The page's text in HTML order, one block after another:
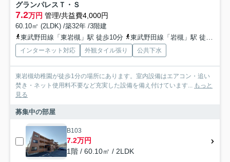
グランパレスＴ・Ｓ
7.2万円 管理/共益費4,000円
60.10㎡ (2LDK) /築32年 /3階建
東武野田線「東岩槻」駅 徒歩10分
東武野田線「岩槻」駅 徒歩30分
インターネット対応 外観タイル張り 公共下水
東岩槻幼稚園が徒歩1分の場所にあります。室内設備はエアコン・追い
焚き・ネット使用料不要など充実した設備を備え付けています... もっと
見る
募集中の部屋
B103
7.2万円
1階 / 60.10㎡ / 2LDK